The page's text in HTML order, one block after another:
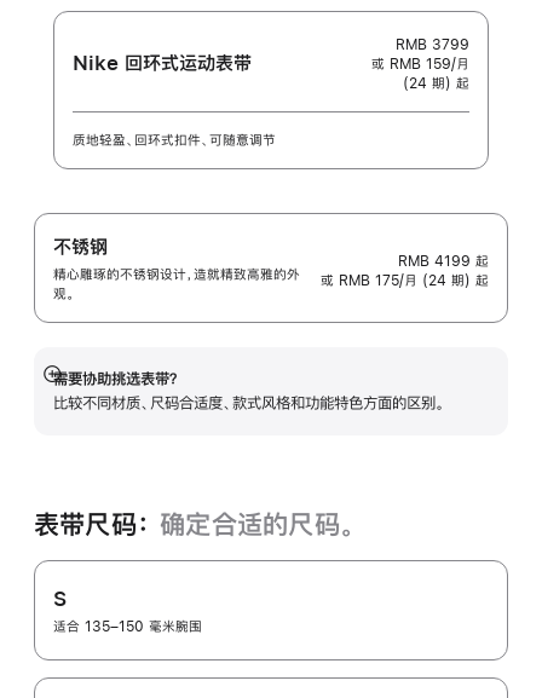
Nike 回环式运动表带
RMB 3799
或 RMB 159/月
(24 期) 起
质地轻盈、回环式扣件、可随意调节
不锈钢
精心雕琢的不锈钢设计，造就精致高雅的外
观。
RMB 4199 起
或 RMB 175/月 (24 期) 起
需要协助挑选表带？
比较不同材质、尺码合适度、款式风格和功能特色方面的区别。
展
开
表带尺码： 确定合适的尺码。
S
适合 135–150 毫米腕围